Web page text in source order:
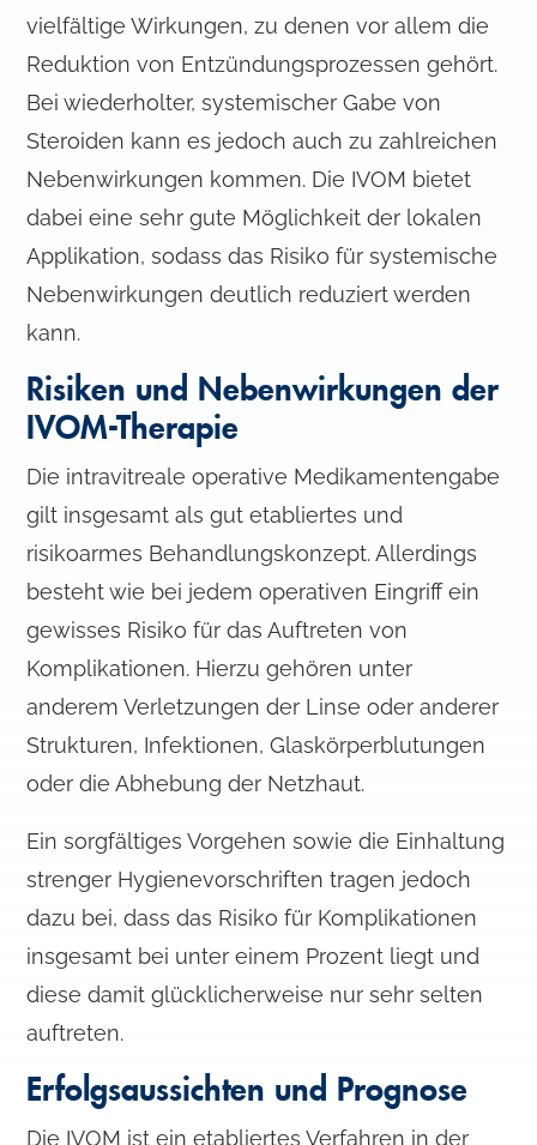
vielfältige Wirkungen, zu denen vor allem die
Reduktion von Entzündungsprozessen gehört.
Bei wiederholter, systemischer Gabe von
Steroiden kann es jedoch auch zu zahlreichen
Nebenwirkungen kommen. Die IVOM bietet
dabei eine sehr gute Möglichkeit der lokalen
Applikation, sodass das Risiko für systemische
Nebenwirkungen deutlich reduziert werden
kann.
Risiken und Nebenwirkungen der
IVOM-Therapie
Die intravitreale operative Medikamentengabe
gilt insgesamt als gut etabliertes und
risikoarmes Behandlungskonzept. Allerdings
besteht wie bei jedem operativen Eingriff ein
gewisses Risiko für das Auftreten von
Komplikationen. Hierzu gehören unter
anderem Verletzungen der Linse oder anderer
Strukturen, Infektionen, Glaskörperblutungen
oder die Abhebung der Netzhaut.
Ein sorgfältiges Vorgehen sowie die Einhaltung
strenger Hygienevorschriften tragen jedoch
dazu bei, dass das Risiko für Komplikationen
insgesamt bei unter einem Prozent liegt und
diese damit glücklicherweise nur sehr selten
auftreten.
Erfolgsaussichten und Prognose
Die IVOM ist ein etabliertes Verfahren in der